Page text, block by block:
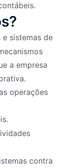
sistemas de
a empresa
operações
contra